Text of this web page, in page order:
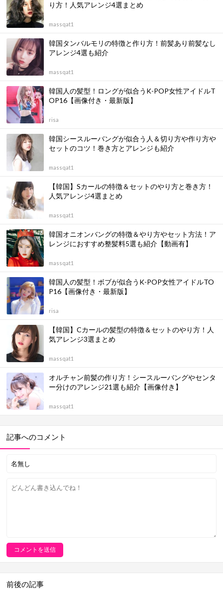
り方！人気アレンジ4選まとめ
massqat1
韓国タンバルモリの特徴と作り方！前髪あり前髪なし
アレンジ4選も紹介
massqat1
韓国人の髪型！ロングが似合うK-POP女性アイドルT
OP16【画像付き・最新版】
risa
韓国シースルーバングが似合う人＆切り方や作り方や
セットのコツ！巻き方とアレンジも紹介
massqat1
【韓国】Sカールの特徴＆セットのやり方と巻き方！
人気アレンジ4選まとめ
massqat1
韓国オニオンバングの特徴＆やり方やセット方法！ア
レンジにおすすめ整髪料5選も紹介【動画有】
massqat1
韓国人の髪型！ボブが似合うK-POP女性アイドルTO
P16【画像付き・最新版】
risa
【韓国】Cカールの髪型の特徴＆セットのやり方！人
気アレンジ3選まとめ
massqat1
オルチャン前髪の作り方！シースルーバングやセンタ
ー分けのアレンジ21選も紹介【画像付き】
massqat1
記事へのコメント
前後の記事